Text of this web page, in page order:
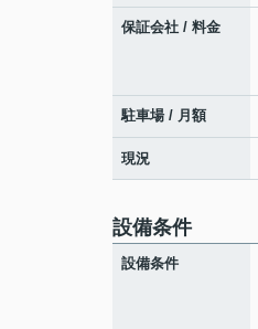
保証会社 / 料金
駐車場 / 月額
現況
設備条件
設備条件